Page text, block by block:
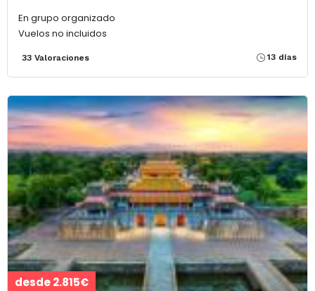
En grupo organizado
Vuelos no incluidos
33 Valoraciones 13 días
desde 2.815€